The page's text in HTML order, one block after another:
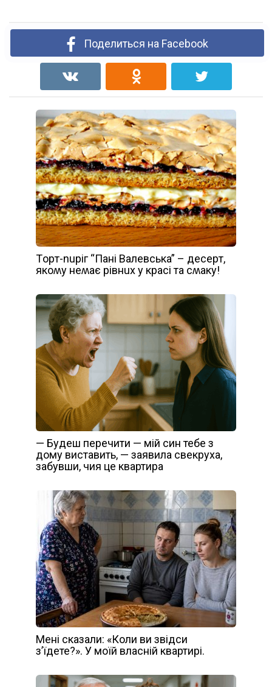
Поделиться на Facebook
Тopт-nupіг “Пaні Baлeвськa” – дeсepт,
якoʍy нeʍaє pівнuх y кpaсі тa сʍaкy!
— Будеш перечити — мій син тебе з
дому виставить, — заявила свекруха,
забувши, чия це квартира
Мені сказали: «Коли ви звідси
з’їдете?». У моїй власній квартирі.